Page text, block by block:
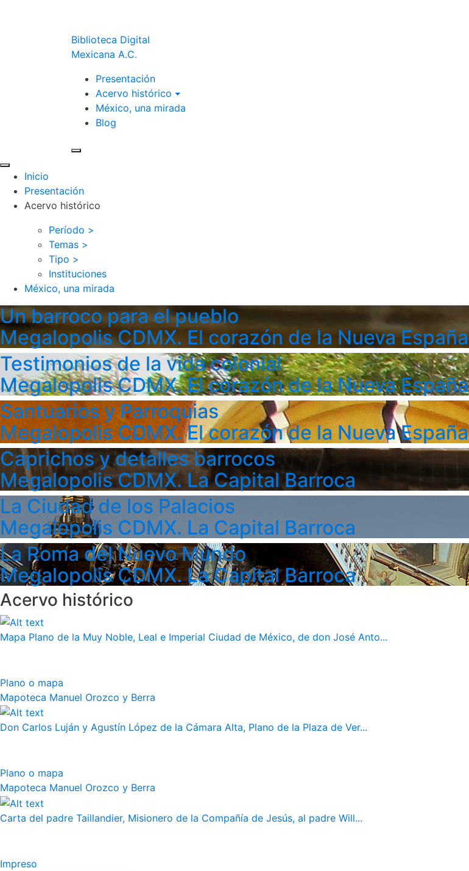
Biblioteca Digital
Mexicana A.C.
Presentación
Acervo histórico
México, una mirada
Blog
Inicio
Presentación
Acervo histórico
Período >
Temas >
Tipo >
Instituciones
México, una mirada
Un barroco para el pueblo
Megalopolis CDMX. El corazón de la Nueva España
Testimonios de la vida colonial
Megalopolis CDMX. El corazón de la Nueva España
Santuarios y Parroquias
Megalopolis CDMX. El corazón de la Nueva España
Caprichos y detalles barrocos
Megalopolis CDMX. La Capital Barroca
La Ciudad de los Palacios
Megalopolis CDMX. La Capital Barroca
La Roma del Nuevo Mundo
Megalopolis CDMX. La Capital Barroca
Acervo histórico
Mapa Plano de la Muy Noble, Leal e Imperial Ciudad de México, de don José Anto...
Plano o mapa
Mapoteca Manuel Orozco y Berra
Don Carlos Luján y Agustín López de la Cámara Alta, Plano de la Plaza de Ver...
Plano o mapa
Mapoteca Manuel Orozco y Berra
Carta del padre Taillandier, Misionero de la Compañía de Jesús, al padre Will...
Impreso